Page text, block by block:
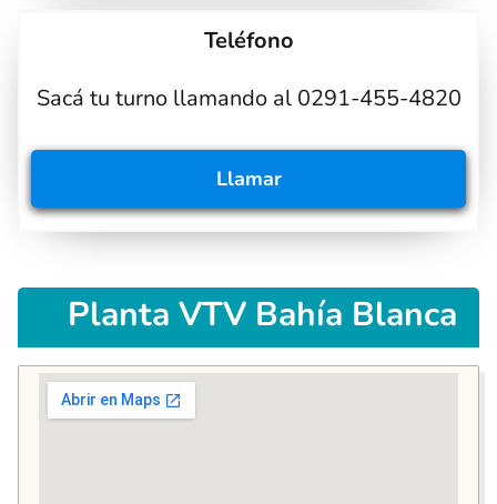
Teléfono
Sacá tu turno llamando al 0291-455-4820
Llamar
Planta VTV Bahía Blanca